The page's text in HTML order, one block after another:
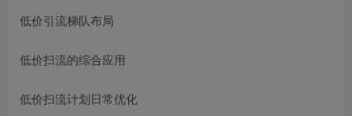
低价引流梯队布局
低价扫流的综合应用
低价扫流计划日常优化